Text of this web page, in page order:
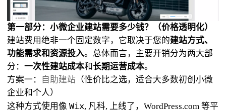
第一部分：小微企业建站需要多少钱？（价格透明化）
建站费用绝非一个固定数字，它取决于您的建站方式、
功能需求和资源投入。总体而言，主要开销分为两大部
分： 一次性建站成本和 长期运营成本。
方案一：
自助建站 （性价比之选，适合大多数初创小微
企业和个人）
这种方式使用像 Wix, 凡科, 上线了 ，WordPress.com 等平